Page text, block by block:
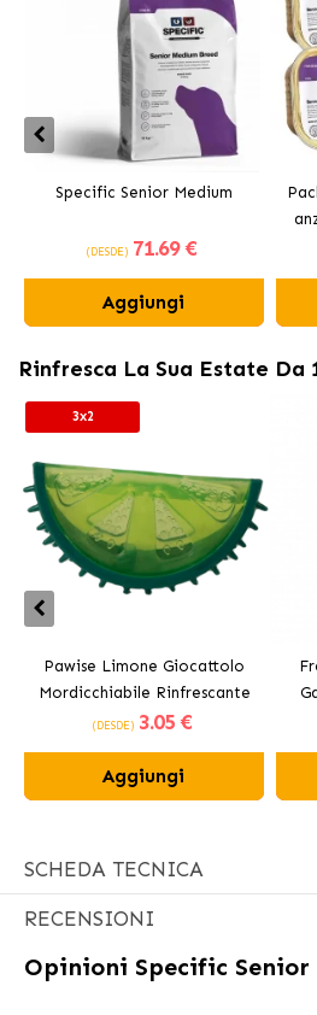
Specific Senior Medium
(DESDE) 71.69 €
Aggiungi
Rinfresca La Sua Estate Da
3x2
Pawise Limone Giocattolo
Mordicchiabile Rinfrescante
per Cani 12 cm
(DESDE) 3.05 €
Aggiungi
SCHEDA TECNICA
RECENSIONI
Opinioni Specific Senior